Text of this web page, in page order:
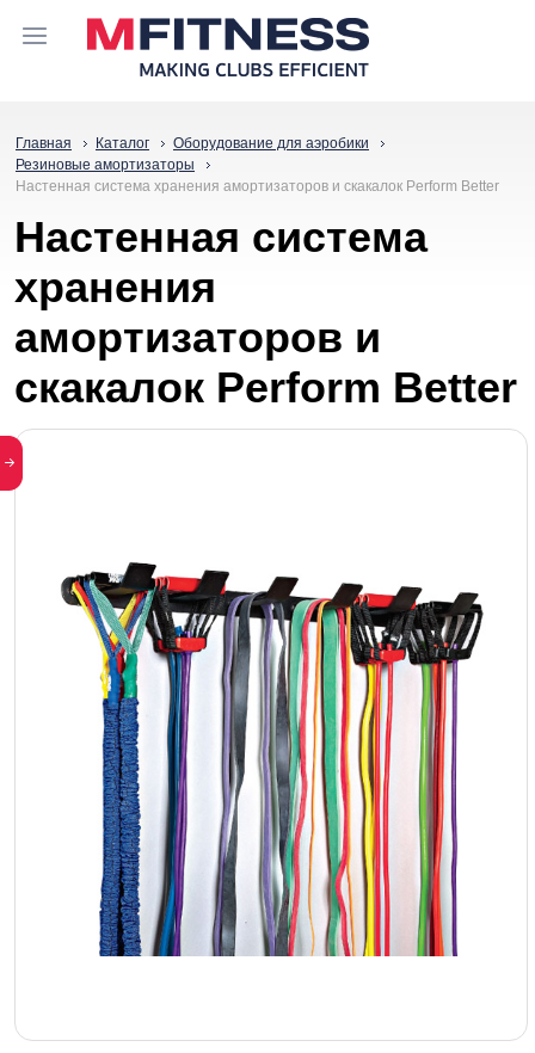
Главная Каталог
Оборудование для аэробики
Резиновые амортизаторы
Настенная система хранения амортизаторов и скакалок Perform Better
Настенная система
хранения
амортизаторов и
скакалок Perform Better